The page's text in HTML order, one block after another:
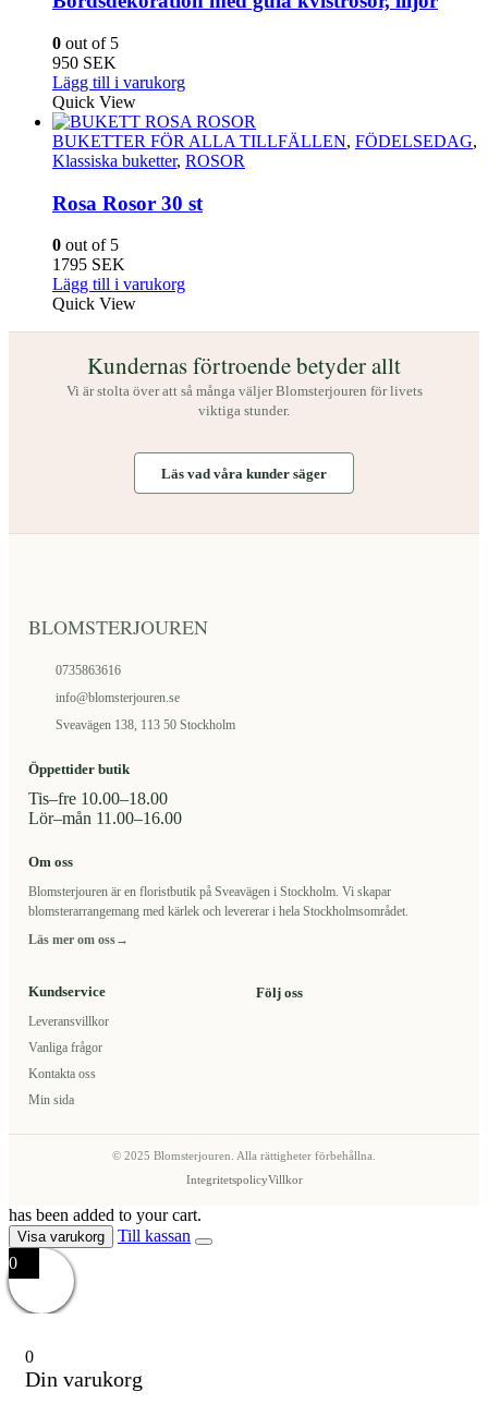
på
produktsidan
0 out of 5
950 SEK
Lägg till i varukorg
Quick View
BUKETTER FÖR ALLA TILLFÄLLEN, FÖDELSEDAG,
Klassiska buketter, ROSOR
Rosa Rosor 30 st
0 out of 5
1795 SEK
Lägg till i varukorg
Quick View
Kundernas förtroende betyder allt
Vi är stolta över att så många väljer Blomsterjouren för livets
viktiga stunder.
Läs vad våra kunder säger
BLOMSTERJOUREN
0735863616
info@blomsterjouren.se
Sveavägen 138, 113 50 Stockholm
Öppettider butik
Tis–fre 10.00–18.00
Lör–mån 11.00–16.00
Om oss
Blomsterjouren är en floristbutik på Sveavägen i Stockholm. Vi skapar
blomsterarrangemang med kärlek och levererar i hela Stockholmsområdet.
Läs mer om oss→
Kundservice
Leveransvillkor
Vanliga frågor
Kontakta oss
Min sida
Följ oss
© 2025 Blomsterjouren. Alla rättigheter förbehållna.
IntegritetspolicyVillkor
has been added to your cart.
Visa varukorg
Till kassan
0
0
Din varukorg